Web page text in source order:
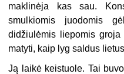
maklinėja kas sau.
smulkiomis juodomis
didžiulėmis liepomis
matyti, kaip lyg saldus
Ją laikė keistuole. Tai